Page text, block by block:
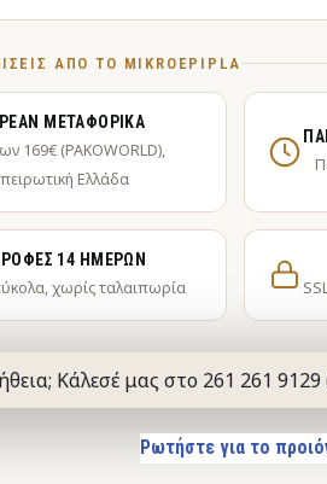
ΑΠΌ ΤΟ MIKROEPIPLA
ΜΕΤΑΦΟΡΙΚΆ
169€ (PAKOWORLD),
Ελλάδα
14 ΗΜΕΡΏΝ
χωρίς ταλαιπωρία
Κάλεσέ μας στο 261 261
Ρωτήστε για το